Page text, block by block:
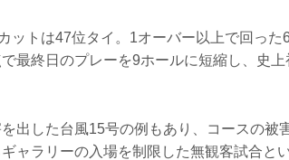
ットは47位タイ。1オーバー以上で回った
最終日のプレーを9ホールに短縮し、史
出した台風15号の例もあり、コースの被
ャラリーの入場を制限した無観客試合と